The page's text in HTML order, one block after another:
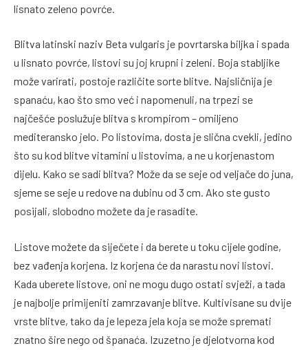
lisnato zeleno povrće.
Blitva latinski naziv Beta vulgaris je povrtarska biljka i spada
u lisnato povrće, listovi su joj krupni i zeleni. Boja stabljike
može varirati, postoje različite sorte blitve. Najsličnija je
spanaću, kao što smo već i napomenuli, na trpezi se
najčešće poslužuje blitva s krompirom – omiljeno
mediteransko jelo. Po listovima, dosta je slična cvekli, jedino
što su kod blitve vitamini u listovima, a ne u korjenastom
dijelu. Kako se sadi blitva? Može da se seje od veljače do juna,
sjeme se seje u redove na dubinu od 3 cm. Ako ste gusto
posijali, slobodno možete da je rasadite.
Listove možete da siječete i da berete u toku cijele godine,
bez vađenja korjena. Iz korjena će da narastu novi listovi.
Kada uberete listove, oni ne mogu dugo ostati svježi, a tada
je najbolje primijeniti zamrzavanje blitve. Kultivisane su dvije
vrste blitve, tako da je lepeza jela koja se može spremati
znatno šire nego od španaća. Izuzetno je djelotvorna kod